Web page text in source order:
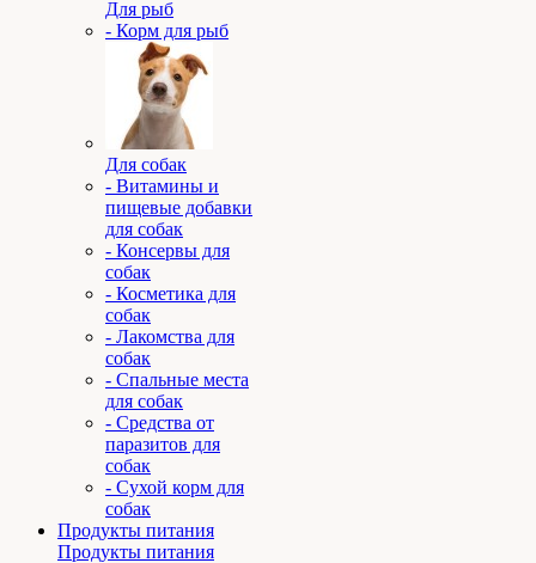
Для рыб
- Корм для рыб
Для собак
- Витамины и
пищевые добавки
для собак
- Консервы для
собак
- Косметика для
собак
- Лакомства для
собак
- Спальные места
для собак
- Средства от
паразитов для
собак
- Сухой корм для
собак
Продукты питания
Продукты питания